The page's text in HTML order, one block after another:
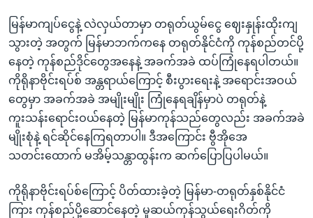
ကျော်
ရန်
မြန်မာကျပ်ငွေနဲ့ လဲလှယ်တာမှာ တရုတ်ယွမ်ငွေ ဈေးနှုန်းထိုးကျ
သွားတဲ့ အတွက် မြန်မာဘက်ကနေ တရုတ်နိုင်ငံကို ကုန်စည်တင်ပို့
နေတဲ့ ကုန်စည်ဒိုင်တွေအနေနဲ့ အခက်အခဲ ထပ်ကြုံနေရပါတယ်။
ကိုရိုနာဗိုင်းရပ်စ် အန္တရာယ်ကြောင့် စီးပွားရေးနဲ့ အရောင်းအဝယ်
တွေမှာ အခက်အခဲ အမျိုးမျိုး ကြုံနေရချိန်မှာပဲ တရုတ်နဲ့
ကူးသန်းရောင်းဝယ်နေတဲ့ မြန်မာကုန်သည်တွေလည်း အခက်အခဲ
မျိုးစုံနဲ့ ရင်ဆိုင်နေကြရတာပါ။ ဒီအကြောင်း ဗွီအိုအေ
သတင်းထောက် မအိမ့်သန္တာထွန်းက ဆက်ပြောပြပါမယ်။
ကိုရိုနာဗိုင်းရပ်စ်ကြောင့် ပိတ်ထားခဲ့တဲ့ မြန်မာ-တရုတ်နှစ်နိုင်ငံ
ကြား ကုန်စည်ပို့ဆောင်နေတဲ့ မူဆယ်ကုန်သွယ်ရေးဂိတ်ကို